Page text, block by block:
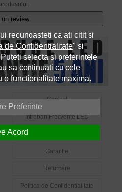
un review
Contact
Intrebari Frecvente LED
Garantie
Returnare
Politica de Confidentialitate
recunoasteti ca ati citit si
de Confidentialitate" si
selecta si preferintele
sa continuati cu cele
o functionalitate maxima.
Preferinte
Acord